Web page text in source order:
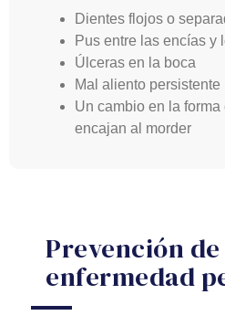
Dientes flojos o
Pus entre las encías y
Úlceras en la boca
Mal aliento persistente
Un cambio en la
encajan al morder
Prevención
enfermedad